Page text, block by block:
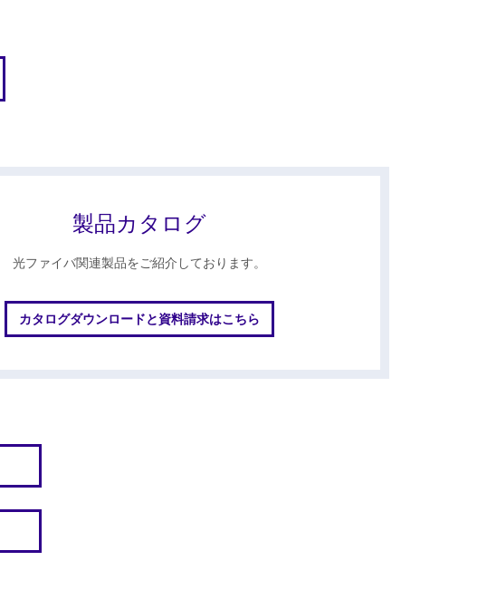
製品カタログ
光ファイバ関連製品をご紹介しております。
カタログダウンロードと資料請求はこちら